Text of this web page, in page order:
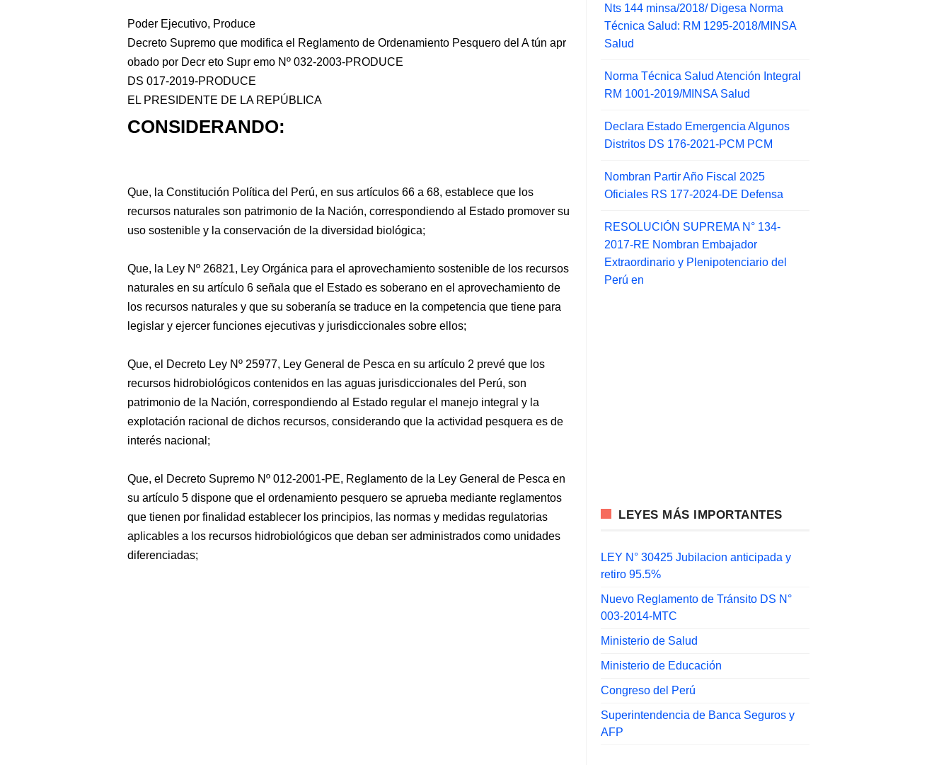
Poder Ejecutivo, Produce
Decreto Supremo que modifica el Reglamento de Ordenamiento Pesquero del A tún apr
obado por Decr eto Supr emo Nº 032-2003-PRODUCE
DS 017-2019-PRODUCE
EL PRESIDENTE DE LA REPÚBLICA
CONSIDERANDO:
Que, la Constitución Política del Perú, en sus artículos 66 a 68, establece que los
recursos naturales son patrimonio de la Nación, correspondiendo al Estado promover su
uso sostenible y la conservación de la diversidad biológica;
Que, la Ley Nº 26821, Ley Orgánica para el aprovechamiento sostenible de los recursos
naturales en su artículo 6 señala que el Estado es soberano en el aprovechamiento de
los recursos naturales y que su soberanía se traduce en la competencia que tiene para
legislar y ejercer funciones ejecutivas y jurisdiccionales sobre ellos;
Que, el Decreto Ley Nº 25977, Ley General de Pesca en su artículo 2 prevé que los
recursos hidrobiológicos contenidos en las aguas jurisdiccionales del Perú, son
patrimonio de la Nación, correspondiendo al Estado regular el manejo integral y la
explotación racional de dichos recursos, considerando que la actividad pesquera es de
interés nacional;
Que, el Decreto Supremo Nº 012-2001-PE, Reglamento de la Ley General de Pesca en
su artículo 5 dispone que el ordenamiento pesquero se aprueba mediante reglamentos
que tienen por finalidad establecer los principios, las normas y medidas regulatorias
aplicables a los recursos hidrobiológicos que deban ser administrados como unidades
diferenciadas;
Nts 144 minsa/2018/ Digesa Norma
Técnica Salud: RM 1295-2018/MINSA
Salud
Norma Técnica Salud Atención Integral
RM 1001-2019/MINSA Salud
Declara Estado Emergencia Algunos
Distritos DS 176-2021-PCM PCM
Nombran Partir Año Fiscal 2025
Oficiales RS 177-2024-DE Defensa
RESOLUCIÓN SUPREMA N° 134-
2017-RE Nombran Embajador
Extraordinario y Plenipotenciario del
Perú en
LEYES MÁS IMPORTANTES
LEY N° 30425 Jubilacion anticipada y
retiro 95.5%
Nuevo Reglamento de Tránsito DS N°
003-2014-MTC
Ministerio de Salud
Ministerio de Educación
Congreso del Perú
Superintendencia de Banca Seguros y
AFP